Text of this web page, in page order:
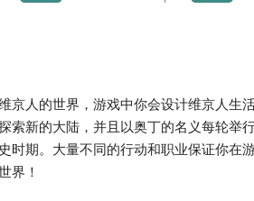
京人的世界，游戏中你会设计维京人生
索新的大陆，并且以奥丁的名义每轮举
时期。大量不同的行动和职业保证你在
界！